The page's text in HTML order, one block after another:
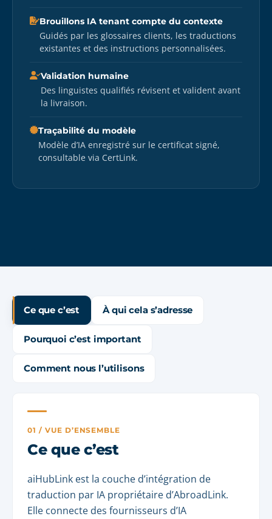
Brouillons IA tenant compte du contexte
Guidés par les glossaires clients, les traductions
existantes et des instructions personnalisées.
Validation humaine
Des linguistes qualifiés révisent et valident avant
la livraison.
Traçabilité du modèle
Modèle d’IA enregistré sur le certificat signé,
consultable via CertLink.
Ce que c’est À qui cela s’adresse
Pourquoi c’est important
Comment nous l’utilisons
01 / VUE D’ENSEMBLE
Ce que c’est
aiHubLink est la couche d’intégration de
traduction par IA propriétaire d’AbroadLink.
Elle connecte des fournisseurs d’IA